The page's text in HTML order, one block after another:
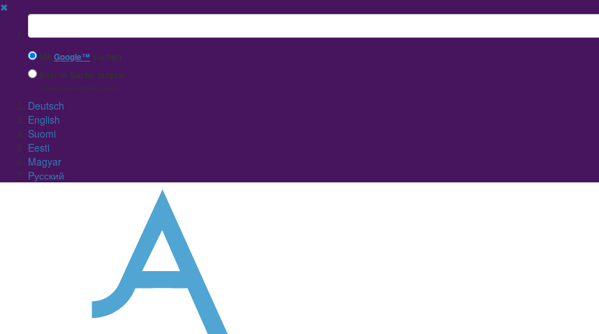
✖
Suchbegriff
MitGoogle™ suchen
Interne Suche nutzen
(eingeschränkte Ergebnisqualität)
Deutsch
English
Suomi
Eesti
Magyar
Pусский